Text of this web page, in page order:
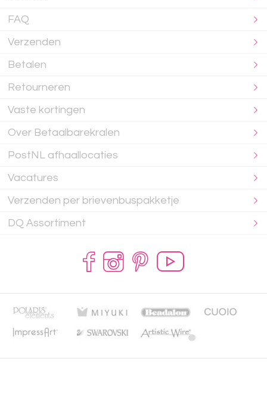
FAQ
Verzenden
Betalen
Retourneren
Vaste kortingen
Over Betaalbarekralen
PostNL afhaallocaties
Vacatures
Verzenden per brievenbuspakketje
DQ Assortiment